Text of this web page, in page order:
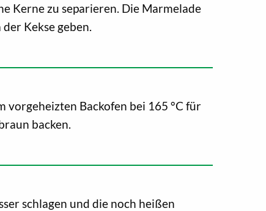
Kerne zu separieren. Die Marmelade
Kekse geben.
vorgeheizten Backofen bei 165 °C für
backen.
schlagen und die noch heißen